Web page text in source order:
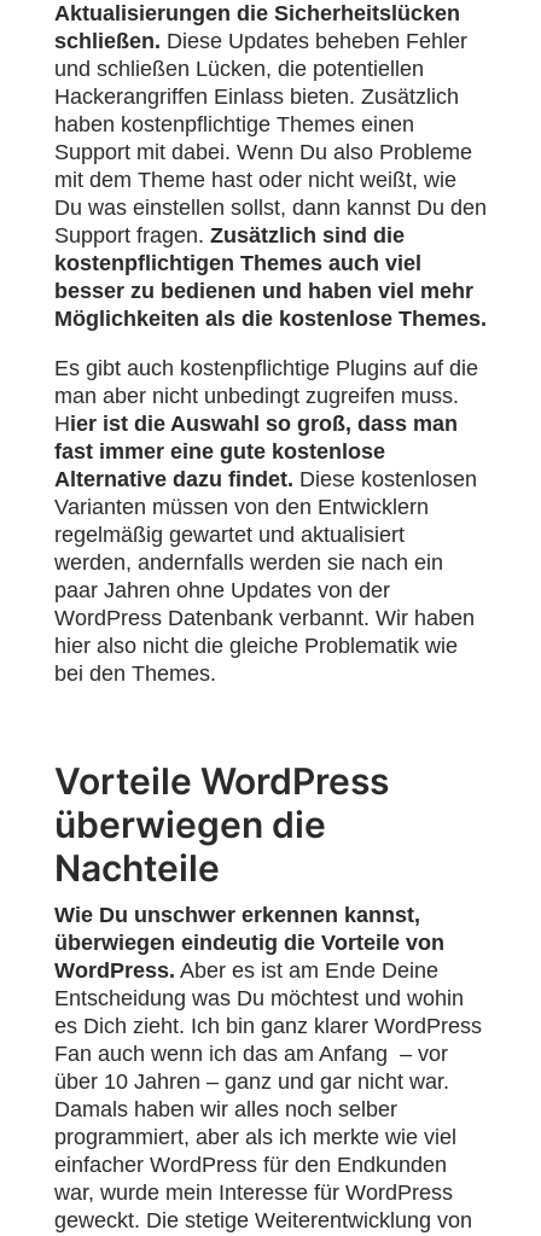
Aktualisierungen die Sicherheitslücken
schließen. Diese Updates beheben Fehler
und schließen Lücken, die potentiellen
Hackerangriffen Einlass bieten. Zusätzlich
haben kostenpflichtige Themes einen
Support mit dabei. Wenn Du also Probleme
mit dem Theme hast oder nicht weißt, wie
Du was einstellen sollst, dann kannst Du den
Support fragen. Zusätzlich sind die
kostenpflichtigen Themes auch viel
besser zu bedienen und haben viel mehr
Möglichkeiten als die kostenlose Themes.
Es gibt auch kostenpflichtige Plugins auf die
man aber nicht unbedingt zugreifen muss.
Hier ist die Auswahl so groß, dass man
fast immer eine gute kostenlose
Alternative dazu findet. Diese kostenlosen
Varianten müssen von den Entwicklern
regelmäßig gewartet und aktualisiert
werden, andernfalls werden sie nach ein
paar Jahren ohne Updates von der
WordPress Datenbank verbannt. Wir haben
hier also nicht die gleiche Problematik wie
bei den Themes.
Vorteile WordPress
überwiegen die
Nachteile
Wie Du unschwer erkennen kannst,
überwiegen eindeutig die Vorteile von
WordPress. Aber es ist am Ende Deine
Entscheidung was Du möchtest und wohin
es Dich zieht. Ich bin ganz klarer WordPress
Fan auch wenn ich das am Anfang – vor
über 10 Jahren – ganz und gar nicht war.
Damals haben wir alles noch selber
programmiert, aber als ich merkte wie viel
einfacher WordPress für den Endkunden
war, wurde mein Interesse für WordPress
geweckt. Die stetige Weiterentwicklung von